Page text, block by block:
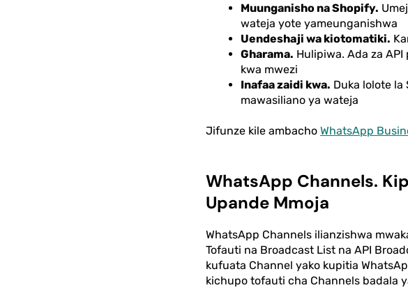
Muunganisho na Shopify.
wateja yote yameunganishwa
Uendeshaji wa kiotomatiki.
Gharama. Hulipiwa. Ada za
kwa mwezi
Inafaa zaidi kwa. Duka lolote
mawasiliano ya wateja
Jifunze kile ambacho WhatsApp
WhatsApp Channels.
Upande Mmoja
WhatsApp Channels ilianzishwa
Tofauti na Broadcast List na API
kufuata Channel yako kupitia
kichupo tofauti cha Channels badala